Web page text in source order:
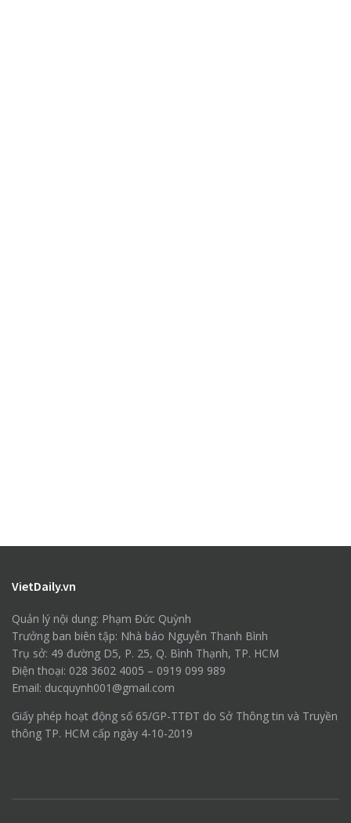
VietDaily.vn
Quản lý nội dung: Phạm Đức Quỳnh
Trưởng ban biên tập: Nhà báo Nguyễn Thanh Bình
Trụ sở: 49 đường D5, P. 25, Q. Bình Thạnh, TP. HCM
Điện thoại: 028 3602 4005 – 0919 099 989
Email: ducquynh001@gmail.com
Giấy phép hoạt động số 65/GP-TTĐT do Sở Thông tin và Truyền
thông TP. HCM cấp ngày 4-10-2019